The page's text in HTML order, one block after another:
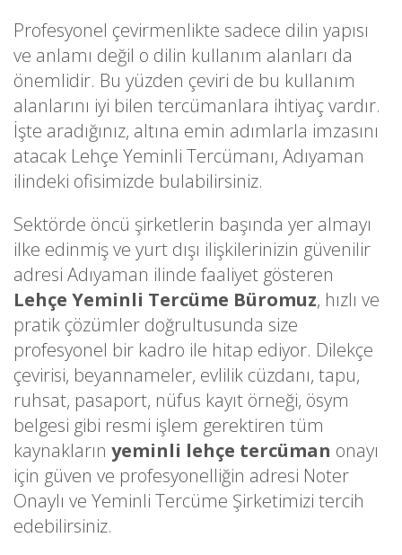
Profesyonel çevirmenlikte sadece dilin yapısı
ve anlamı değil o dilin kullanım alanları da
önemlidir. Bu yüzden çeviri de bu kullanım
alanlarını iyi bilen tercümanlara ihtiyaç vardır.
İşte aradığınız, altına emin adımlarla imzasını
atacak Lehçe Yeminli Tercümanı, Adıyaman
ilindeki ofisimizde bulabilirsiniz.
Sektörde öncü şirketlerin başında yer almayı
ilke edinmiş ve yurt dışı ilişkilerinizin güvenilir
adresi Adıyaman ilinde faaliyet gösteren
Lehçe Yeminli Tercüme Büromuz, hızlı ve
pratik çözümler doğrultusunda size
profesyonel bir kadro ile hitap ediyor. Dilekçe
çevirisi, beyannameler, evlilik cüzdanı, tapu,
ruhsat, pasaport, nüfus kayıt örneği, ösym
belgesi gibi resmi işlem gerektiren tüm
kaynakların yeminli lehçe tercüman onayı
için güven ve profesyonelliğin adresi Noter
Onaylı ve Yeminli Tercüme Şirketimizi tercih
edebilirsiniz.